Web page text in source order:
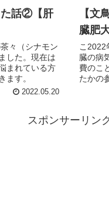
た話②【肝
々（シナモン
した。現在は
まれている方
ます。
2022.05.20
【文
臓肥大
こ2022
臓の病
費のこ
たかの
スポンサーリン